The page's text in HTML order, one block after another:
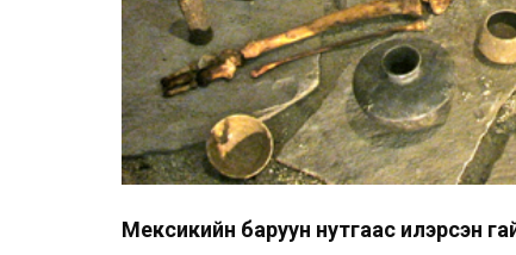
Мексикийн баруун нутгаас илэрсэн